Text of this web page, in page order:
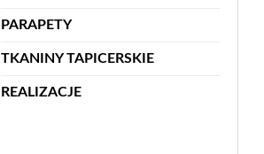
PARAPETY
TKANINY TAPICERSKIE
REALIZACJE